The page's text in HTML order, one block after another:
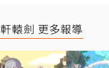
軒轅劍 更多報導